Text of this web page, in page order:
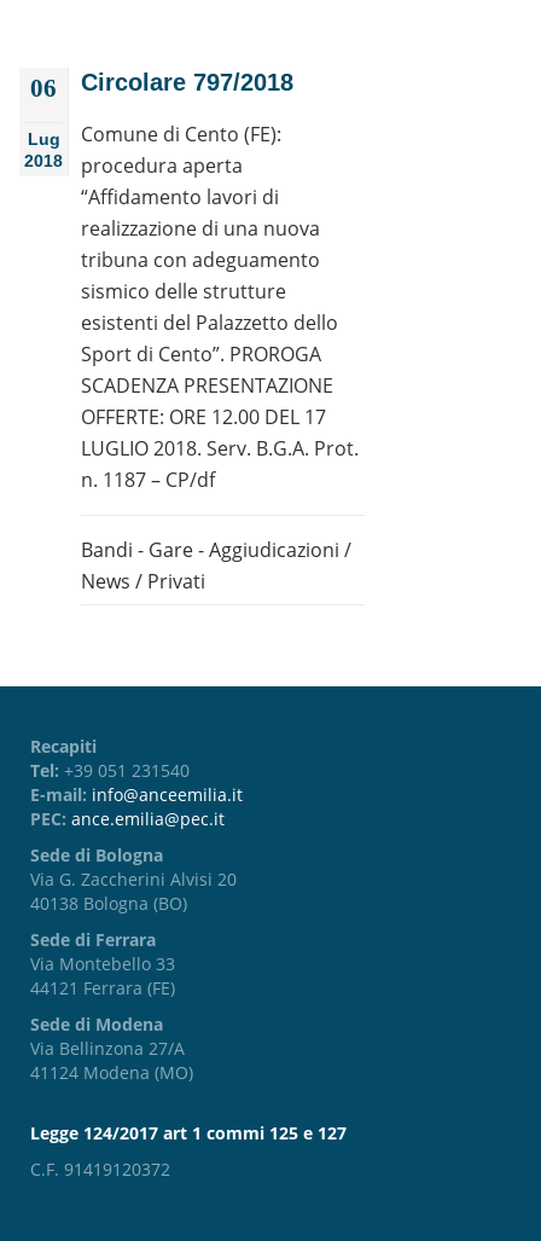
06
Lug
2018
Circolare 797/2018
Comune di Cento (FE):
procedura aperta
“Affidamento lavori di
realizzazione di una nuova
tribuna con adeguamento
sismico delle strutture
esistenti del Palazzetto dello
Sport di Cento”. PROROGA
SCADENZA PRESENTAZIONE
OFFERTE: ORE 12.00 DEL 17
LUGLIO 2018. Serv. B.G.A. Prot.
n. 1187 – CP/df
Bandi - Gare - Aggiudicazioni /
News / Privati
Recapiti
Tel: +39 051 231540
E-mail: info@anceemilia.it
PEC: ance.emilia@pec.it
Sede di Bologna
Via G. Zaccherini Alvisi 20
40138 Bologna (BO)
Sede di Ferrara
Via Montebello 33
44121 Ferrara (FE)
Sede di Modena
Via Bellinzona 27/A
41124 Modena (MO)
Legge 124/2017 art 1 commi 125 e 127
C.F. 91419120372